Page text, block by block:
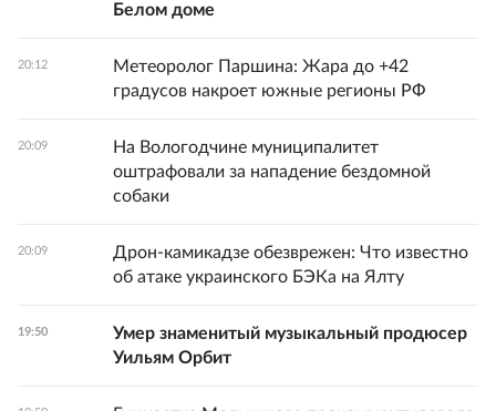
Белом доме
20:12
Метеоролог Паршина: Жара до +42
градусов накроет южные регионы РФ
20:09
На Вологодчине муниципалитет
оштрафовали за нападение бездомной
собаки
20:09
Дрон-камикадзе обезврежен: Что известно
об атаке украинского БЭКа на Ялту
19:50
Умер знаменитый музыкальный продюсер
Уильям Орбит